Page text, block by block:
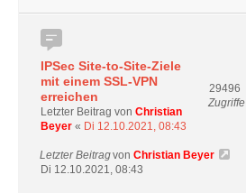
IPSec Site-to-Site-Ziele
mit einem SSL-VPN
erreichen
Letzter Beitrag von Christian
Beyer « Di 12.10.2021, 08:43
29496
Zugriffe
Letzter Beitragvon Christian Beyer
Di 12.10.2021, 08:43